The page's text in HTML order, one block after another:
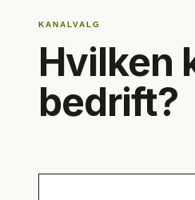
KANALVALG
Hvilken
bedrift?